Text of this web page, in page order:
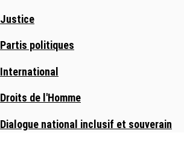
Justice
Partis politiques
International
Droits de l'Homme
Dialogue national inclusif et souverain